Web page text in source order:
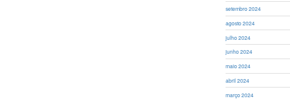
setembro 2024
agosto 2024
julho 2024
junho 2024
maio 2024
abril 2024
março 2024